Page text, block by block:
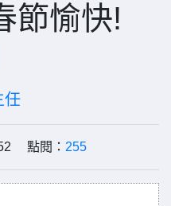
節愉快!
任
點閱： 255